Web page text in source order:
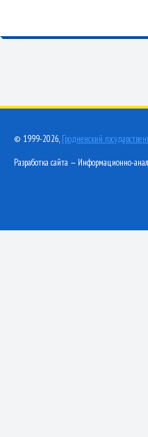
© 1999-2026, Гродненский
Разработка сайта — Информационно-